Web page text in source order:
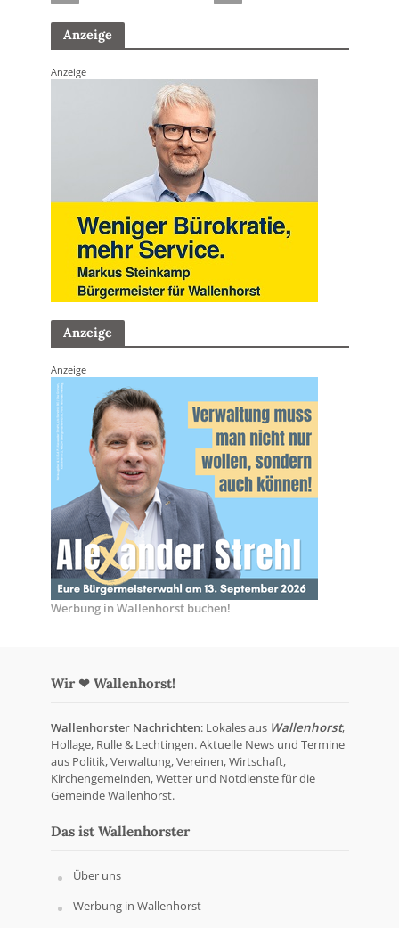
Anzeige
Anzeige
Anzeige
Anzeige
Werbung in Wallenhorst buchen!
Wir ❤ Wallenhorst!
Wallenhorster Nachrichten: Lokales aus Wallenhorst,
Hollage, Rulle & Lechtingen. Aktuelle News und Termine
aus Politik, Verwaltung, Vereinen, Wirtschaft,
Kirchengemeinden, Wetter und Notdienste für die
Gemeinde Wallenhorst.
Das ist Wallenhorster
Über uns
Werbung in Wallenhorst